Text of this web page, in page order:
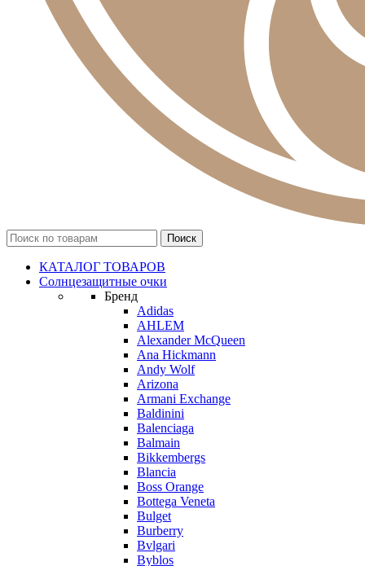
КАТАЛОГ ТОВАРОВ
Солнцезащитные очки
Бренд
Adidas
AHLEM
Alexander McQueen
Ana Hickmann
Andy Wolf
Arizona
Armani Exchange
Baldinini
Balenciaga
Balmain
Bikkembergs
Blancia
Boss Orange
Bottega Veneta
Bulget
Burberry
Bvlgari
Byblos